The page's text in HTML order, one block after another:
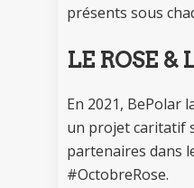
présents sous
LE ROSE &
En 2021, BePolar
un projet caritatif
partenaires dans
#OctobreRose.